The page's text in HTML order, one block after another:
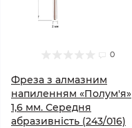
0
Фреза з алмазним
напиленням «Полум'я»
1,6 мм. Середня
абразивність (243/016)